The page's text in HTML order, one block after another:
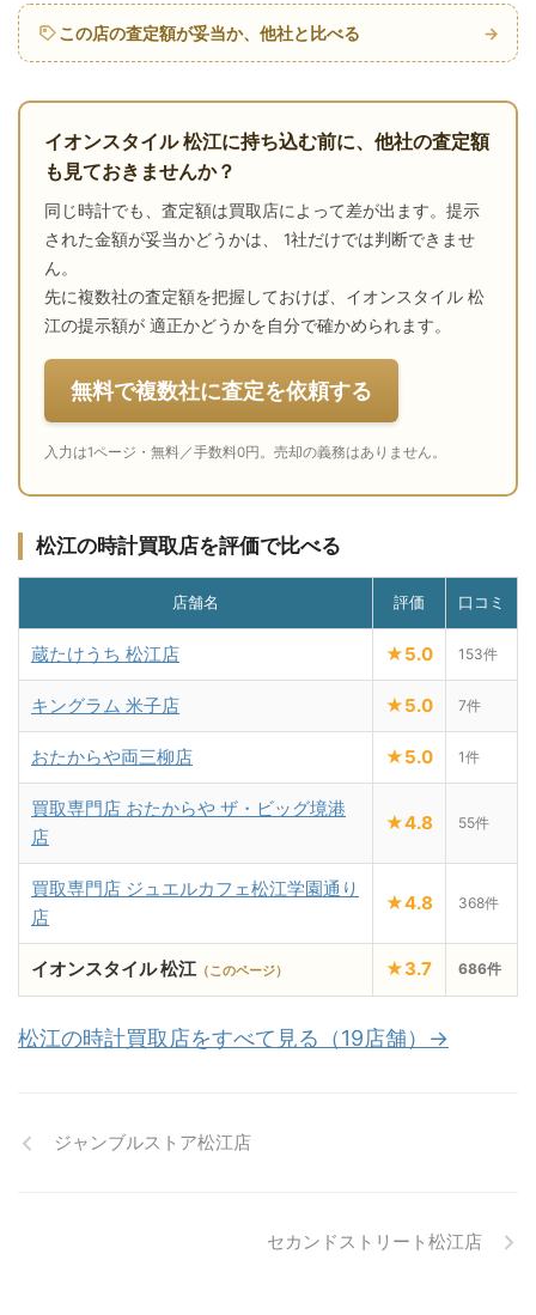
この店の査定額が妥当か、他社と比べる →
イオンスタイル 松江に持ち込む前に、他社の査定額
も見ておきませんか？
同じ時計でも、査定額は買取店によって差が出ます。提示
された金額が妥当かどうかは、 1社だけでは判断できませ
ん。
先に複数社の査定額を把握しておけば、イオンスタイル 松
江の提示額が 適正かどうかを自分で確かめられます。
無料で複数社に査定を依頼する
入力は1ページ・無料／手数料0円。売却の義務はありません。
松江の時計買取店を評価で比べる
店舗名 評価 口コミ
蔵たけうち 松江店 ★5.0 153件
キングラム 米子店 ★5.0 7件
おたからや両三柳店 ★5.0 1件
買取専門店 おたからや ザ・ビッグ境港
店
★4.8 55件
買取専門店 ジュエルカフェ松江学園通り
店
★4.8 368件
イオンスタイル 松江（このページ） ★3.7 686件
松江の時計買取店をすべて見る（19店舗）→
ジャンブルストア松江店
セカンドストリート松江店